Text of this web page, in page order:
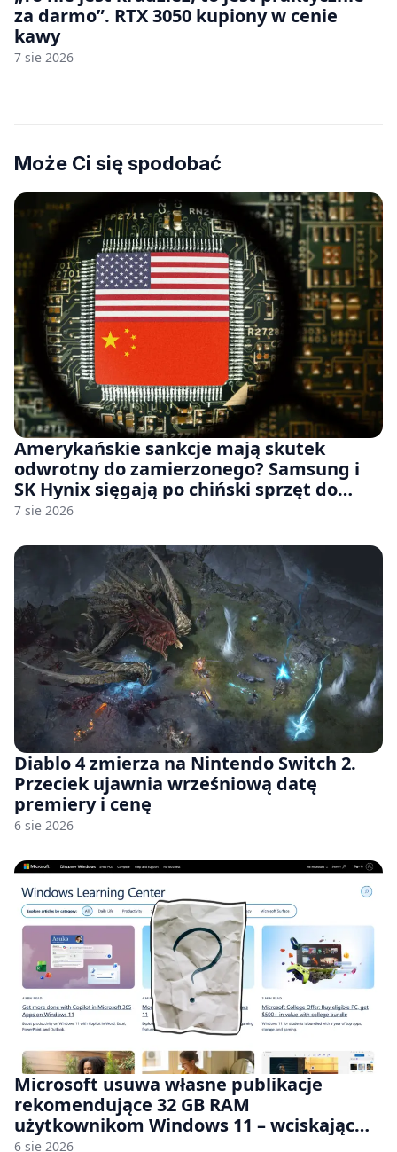
za darmo”. RTX 3050 kupiony w cenie
kawy
7 sie 2026
Może Ci się spodobać
Amerykańskie sankcje mają skutek
odwrotny do zamierzonego? Samsung i
SK Hynix sięgają po chiński sprzęt do
fabryk chipów
7 sie 2026
Diablo 4 zmierza na Nintendo Switch 2.
Przeciek ujawnia wrześniową datę
premiery i cenę
6 sie 2026
Microsoft usuwa własne publikacje
rekomendujące 32 GB RAM
użytkownikom Windows 11 – wciskając
nam przy tym komputery z 8 GB RAM po
6 sie 2026